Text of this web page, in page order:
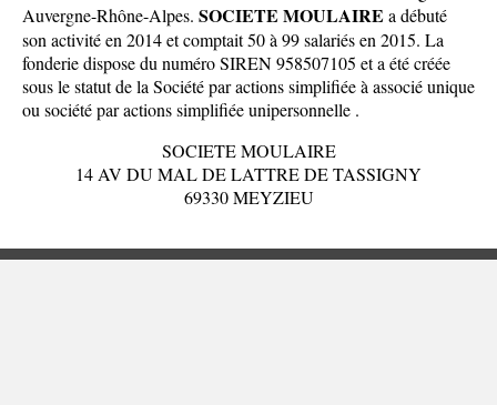
Auvergne-Rhône-Alpes. SOCIETE MOULAIRE a débuté
son activité en 2014 et comptait 50 à 99 salariés en 2015. La
fonderie dispose du numéro SIREN 958507105 et a été créée
sous le statut de la Société par actions simplifiée à associé unique
ou société par actions simplifiée unipersonnelle .
SOCIETE MOULAIRE
14 AV DU MAL DE LATTRE DE TASSIGNY
69330 MEYZIEU